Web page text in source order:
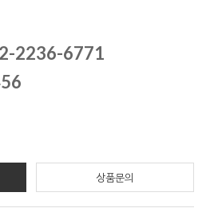
2236-6771
상품문의